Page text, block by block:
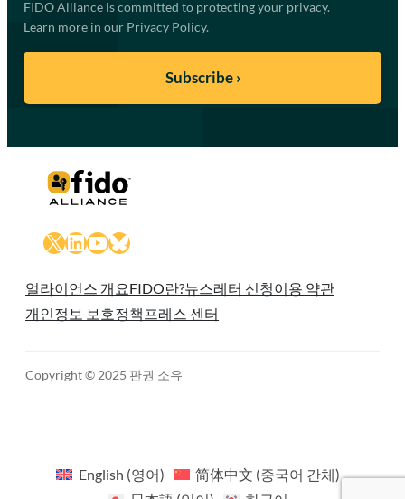
FIDO Alliance is committed to protecting your privacy.
Learn more in our Privacy Policy.
X LinkedIn
YouTube
Bluesky
얼라이언스 개요FIDO란?뉴스레터 신청이용 약관
개인정보 보호정책 프레스 센터
Copyright © 2025 판권 소유
English (영어) 简体中文 (중국어 간체)